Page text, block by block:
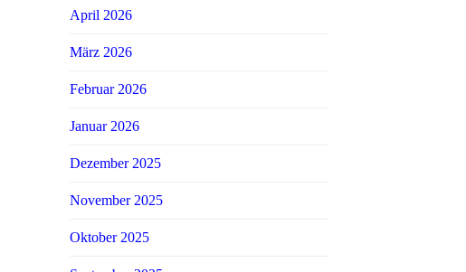
April 2026
März 2026
Februar 2026
Januar 2026
Dezember 2025
November 2025
Oktober 2025